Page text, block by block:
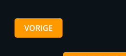
VORIGE